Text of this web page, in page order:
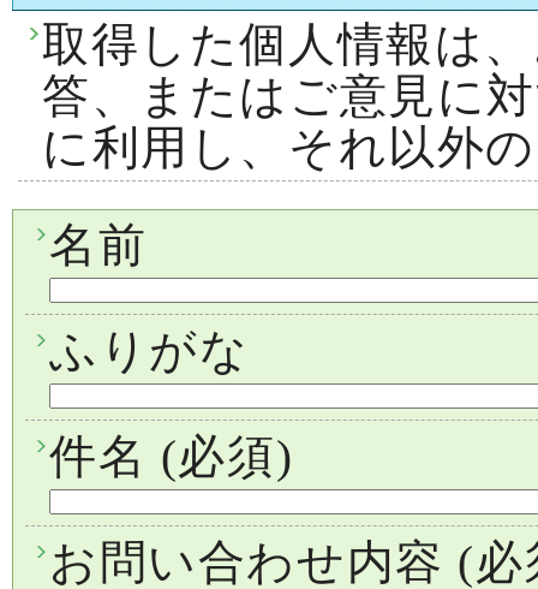
取得した個人情報は
答、またはご意見に
に利用し、それ以外
名前
ふりがな
件名 (必須)
お問い合わせ内容 (必